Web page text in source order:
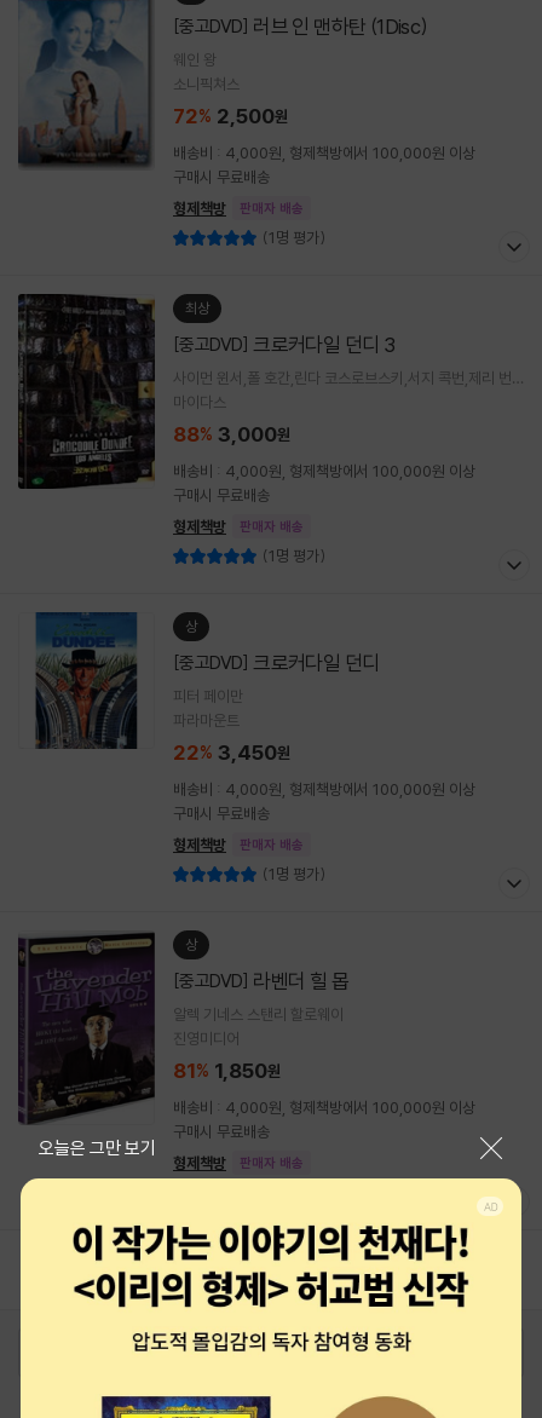
[중고DVD] 러브 인 맨하탄 (1Disc)
웨인 왕
소니픽쳐스
72% 2,500원
배송비 : 4,000원, 형제책방에서 100,000원 이상
구매시 무료배송
형제책방
판매자 배송
(1명 평가)
최상
[중고DVD] 크로커다일 던디 3
사이먼 윈서,폴 호간,린다 코스로브스키,서지 콕번,제리 번
즈
마이다스
88% 3,000원
배송비 : 4,000원, 형제책방에서 100,000원 이상
구매시 무료배송
형제책방
판매자 배송
(1명 평가)
상
[중고DVD] 크로커다일 던디
피터 페이만
파라마운트
22% 3,450원
배송비 : 4,000원, 형제책방에서 100,000원 이상
구매시 무료배송
형제책방
판매자 배송
(1명 평가)
상
[중고DVD] 라벤더 힐 몹
알렉 기네스 스탠리 할로웨이
진영미디어
81% 1,850원
배송비 : 4,000원, 형제책방에서 100,000원 이상
구매시 무료배송
형제책방
판매자 배송
2 3 4 5
오늘은 그만 보기
최근 본 상품 주문/배송
고객센터 1544-3800 티켓 1544-6399 중고샵 1566-4295